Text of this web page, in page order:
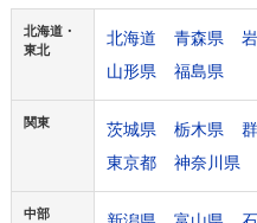
北海道・
東北
北海道 青森県
山形県
福島県
関東 茨城県 栃木県
東京都
神奈川県
中部